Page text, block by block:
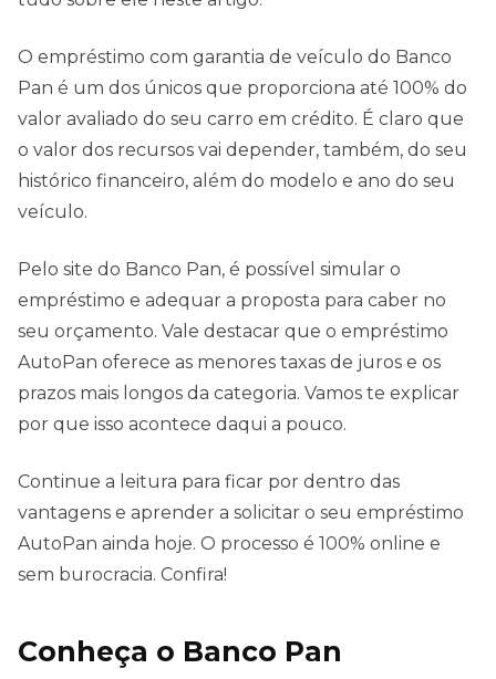
O empréstimo com garantia de veículo do Banco
Pan é um dos únicos que proporciona até 100% do
valor avaliado do seu carro em crédito. É claro que
o valor dos recursos vai depender, também, do seu
histórico financeiro, além do modelo e ano do seu
veículo.
Pelo site do Banco Pan, é possível simular o
empréstimo e adequar a proposta para caber no
seu orçamento. Vale destacar que o empréstimo
AutoPan oferece as menores taxas de juros e os
prazos mais longos da categoria. Vamos te explicar
por que isso acontece daqui a pouco.
Continue a leitura para ficar por dentro das
vantagens e aprender a solicitar o seu empréstimo
AutoPan ainda hoje. O processo é 100% online e
sem burocracia. Confira!
Conheça o Banco Pan